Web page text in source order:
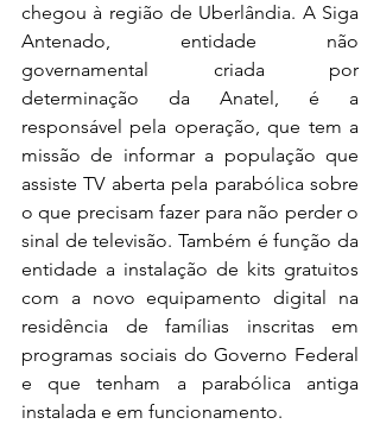
chegou à região de Uberlândia. A Siga
Antenado, entidade não
governamental criada por
determinação da Anatel, é a
responsável pela operação, que tem a
missão de informar a população que
assiste TV aberta pela parabólica sobre
o que precisam fazer para não perder o
sinal de televisão. Também é função da
entidade a instalação de kits gratuitos
com a novo equipamento digital na
residência de famílias inscritas em
programas sociais do Governo Federal
e que tenham a parabólica antiga
instalada e em funcionamento.